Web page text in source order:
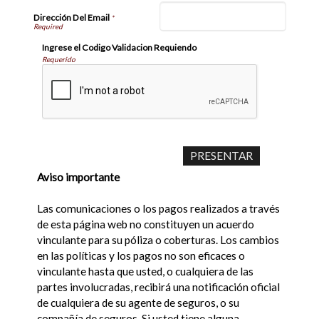
Dirección Del Email *
Ingrese el Codigo Validacion Requiendo
Requerido
Aviso importante
Las comunicaciones o los pagos realizados a través
de esta página web no constituyen un acuerdo
vinculante para su póliza o coberturas. Los cambios
en las políticas y los pagos no son eficaces o
vinculante hasta que usted, o cualquiera de las
partes involucradas, recibirá una notificación oficial
de cualquiera de su agente de seguros, o su